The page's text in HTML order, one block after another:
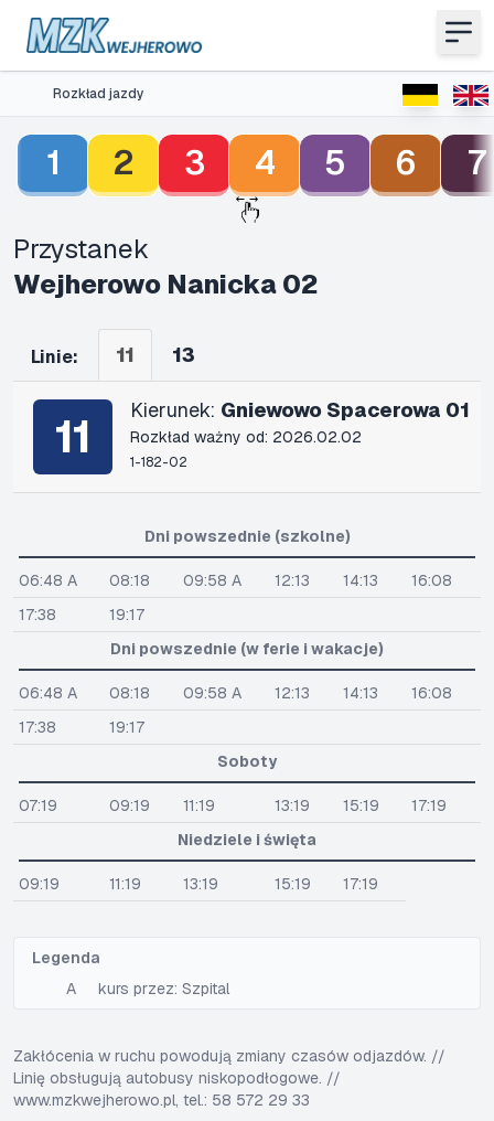
Rozkład jazdy
1 2 3 4 5 6 7
Przystanek
Wejherowo Nanicka 02
Linie: 11 13
11 Kierunek: Gniewowo Spacerowa 01
Rozkład ważny od: 2026.02.02
1-182-02
Dni powszednie (szkolne)
06:48 A 08:18 09:58 A 12:13 14:13
16:08
17:38
19:17
Dni powszednie (w ferie i wakacje)
06:48 A 08:18 09:58 A 12:13 14:13
16:08
17:38
19:17
Soboty
07:19 09:19 11:19 13:19 15:19
17:19
Niedziele i święta
09:19 11:19 13:19 15:19 17:19
Legenda
A
kurs przez: Szpital
Zakłócenia w ruchu powodują zmiany czasów odjazdów. //
Linię obsługują autobusy niskopodłogowe. //
www.mzkwejherowo.pl, tel.: 58 572 29 33